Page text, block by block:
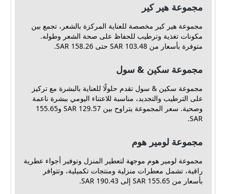
مجموعة هير كير
مجموعة هير كير مخصصة للعناية المركزة بالشعر، تجمع بين
مكونات تغذية وترطيب للحفاظ على صحة الشعر وطوله.
متوفرة بأسعار من 103.48 SAR حتى 158.26 SAR.
مجموعة سكين & سول
مجموعة سكين & سول تقدم حلولًا للعناية بالبشرة مع تركيز
على الترطيب والتجديد، مناسبة للاعتناء اليومي ببشرة ناعمة
وصحية. سعر المجموعة يتراوح بين 129.57 SAR و155.65
SAR.
مجموعة لومير هوم
مجموعة لومير هوم موجهة لتعطير المنزل وتوفير أجواء عطرية
راقية، تشمل معطرات منزلية ومنتجات تكميلية، وتتوافر
بأسعار من 155.65 SAR إلى 190.43 SAR.